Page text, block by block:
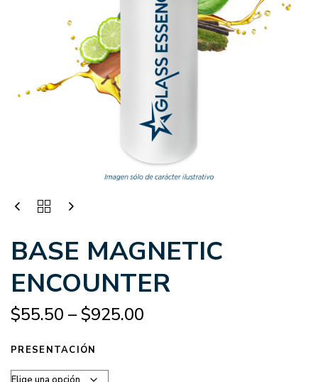
BASE MAGNETIC
ENCOUNTER
$55.50 –$925.00
PRESENTACIÓN